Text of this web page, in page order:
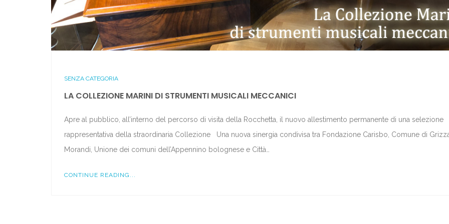
SENZA CATEGORIA
LA COLLEZIONE MARINI DI STRUMENTI MUSICALI MECCANICI
Apre al pubblico, all’interno del percorso di visita della Rocchetta, il nuovo allestimento permanente di una selezione
rappresentativa della straordinaria Collezione Una nuova sinergia condivisa tra Fondazione Carisbo, Comune di
Morandi, Unione dei comuni dell’Appennino bolognese e Città…
CONTINUE READING...